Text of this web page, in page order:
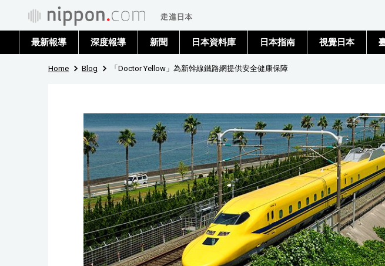
最新報導 深度報導 新聞 日本資料庫 日本指南 視覺日本
Home Blog 「Doctor Yellow」為新幹線鐵路網提供安全健康保障